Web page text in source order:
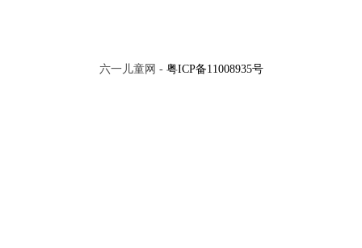
六一儿童网 - 粤ICP备11008935号